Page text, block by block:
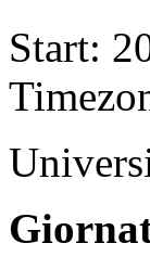
Start: